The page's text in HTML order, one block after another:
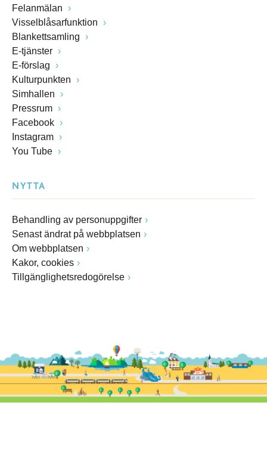
Felanmälan
Visselblåsarfunktion
Blankettsamling
E-tjänster
E-förslag
Kulturpunkten
Simhallen
Pressrum
Facebook
Instagram
You Tube
NYTTA
Behandling av personuppgifter
Senast ändrat på webbplatsen
Om webbplatsen
Kakor, cookies
Tillgänglighetsredogörelse